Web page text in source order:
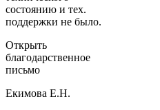
состоянию и тех.
поддержки не было.
Открыть
благодарственное
письмо
Екимова Е.Н.